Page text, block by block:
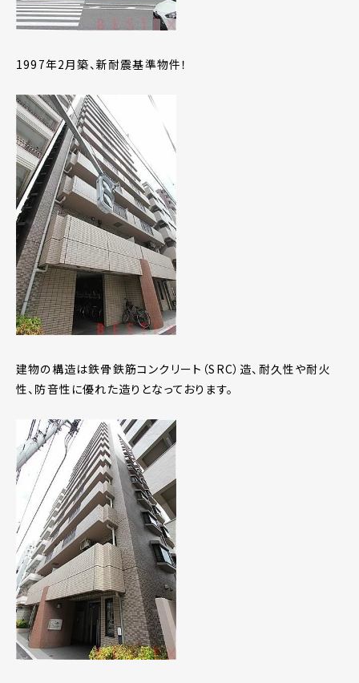
1997年2月築、新耐震基準物件！
建物の構造は鉄骨鉄筋コンクリート（SRC）造、耐久性や耐火
性、防音性に優れた造りとなっております。